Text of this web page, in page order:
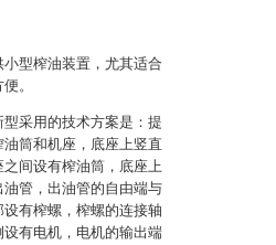
型榨油装置，尤其适合
。
采用的技术方案是：提
筒和机座，底座上竖直
间设有榨油筒，底座上
管，出油管的自由端与
有榨螺，榨螺的连接轴
有电机，电机的输出端